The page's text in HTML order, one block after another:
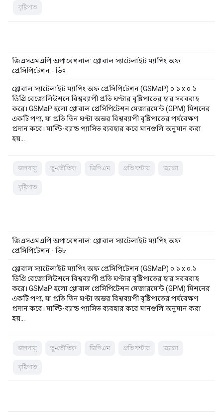
বৃষ্টিপাত
জিএসএমএপি অপারেশনাল: গ্লোবাল স্যাটেলাইট ম্যাপিং অফ
প্রেসিপিটেশন - ভি৭
গ্লোবাল স্যাটেলাইট ম্যাপিং অফ প্রেসিপিটেশন (GSMaP) ০.১ x ০.১
ডিগ্রি রেজোলিউশনে বিশ্বব্যাপী প্রতি ঘণ্টার বৃষ্টিপাতের হার সরবরাহ
করে। GSMaP হলো গ্লোবাল প্রেসিপিটেশন মেজারমেন্ট (GPM) মিশনের
একটি পণ্য, যা প্রতি তিন ঘণ্টা অন্তর বিশ্বব্যাপী বৃষ্টিপাতের পর্যবেক্ষণ
প্রদান করে। মাল্টি-ব্যান্ড প্যাসিভ ব্যবহার করে মানগুলি অনুমান করা
হয়…
জলবায়ু ভূ-ভৌতিক জিপিএম প্রতি ঘন্টায় জ্যাক্সা
বৃষ্টিপাত
জিএসএমএপি অপারেশনাল: গ্লোবাল স্যাটেলাইট ম্যাপিং অফ
প্রেসিপিটেশন - ভি৮
গ্লোবাল স্যাটেলাইট ম্যাপিং অফ প্রেসিপিটেশন (GSMaP) ০.১ x ০.১
ডিগ্রি রেজোলিউশনে বিশ্বব্যাপী প্রতি ঘণ্টার বৃষ্টিপাতের হার সরবরাহ
করে। GSMaP হলো গ্লোবাল প্রেসিপিটেশন মেজারমেন্ট (GPM) মিশনের
একটি পণ্য, যা প্রতি তিন ঘণ্টা অন্তর বিশ্বব্যাপী বৃষ্টিপাতের পর্যবেক্ষণ
প্রদান করে। মাল্টি-ব্যান্ড প্যাসিভ ব্যবহার করে মানগুলি অনুমান করা
হয়…
জলবায়ু ভূ-ভৌতিক জিপিএম প্রতি ঘন্টায় জ্যাক্সা
বৃষ্টিপাত